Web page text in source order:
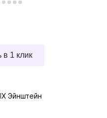
в 1 клик
Эйнштейн